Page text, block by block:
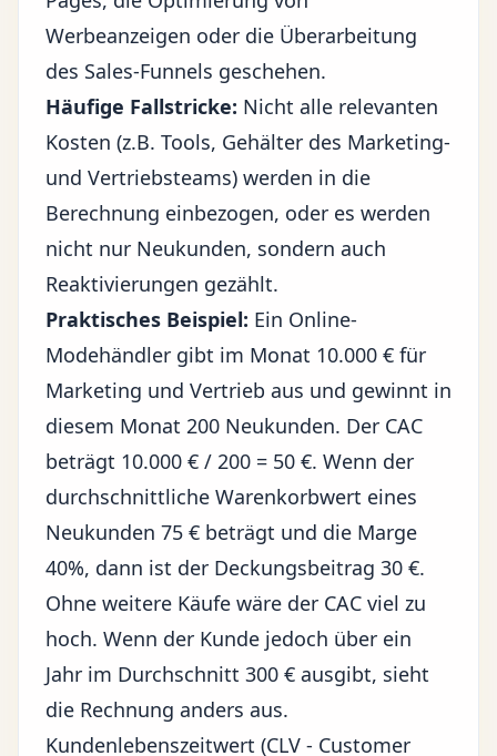
Werbeanzeigen oder die Überarbeitung
des Sales-Funnels geschehen.
Häufige Fallstricke: Nicht alle relevanten
Kosten (z.B. Tools, Gehälter des Marketing-
und Vertriebsteams) werden in die
Berechnung einbezogen, oder es werden
nicht nur Neukunden, sondern auch
Reaktivierungen gezählt.
Praktisches Beispiel: Ein Online-
Modehändler gibt im Monat 10.000 € für
Marketing und Vertrieb aus und gewinnt in
diesem Monat 200 Neukunden. Der CAC
beträgt 10.000 € / 200 = 50 €. Wenn der
durchschnittliche Warenkorbwert eines
Neukunden 75 € beträgt und die Marge
40%, dann ist der Deckungsbeitrag 30 €.
Ohne weitere Käufe wäre der CAC viel zu
hoch. Wenn der Kunde jedoch über ein
Jahr im Durchschnitt 300 € ausgibt, sieht
die Rechnung anders aus.
Kundenlebenszeitwert (CLV - Customer